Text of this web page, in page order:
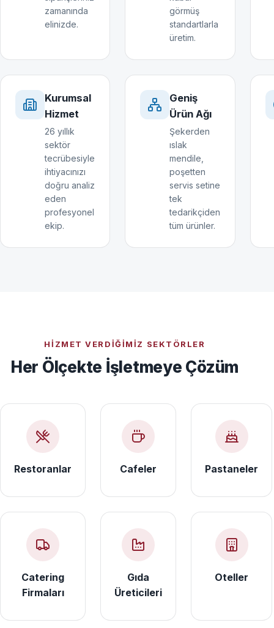
zamanında
elinizde.
görmüş
standartlarla
üretim.
Kurumsal
Hizmet
26 yıllık
sektör
tecrübesiyle
ihtiyacınızı
doğru analiz
eden
profesyonel
ekip.
Geniş
Ürün Ağı
Şekerden
ıslak
mendile,
poşetten
servis setine
tek
tedarikçiden
tüm ürünler.
HIZMET VERDIĞIMIZ SEKTÖRLER
Her Ölçekte İşletmeye Çözüm
Restoranlar Cafeler Pastaneler
Catering
Firmaları
Gıda
Üreticileri
Oteller